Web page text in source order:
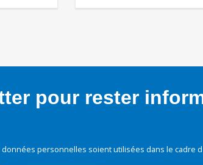
pour rester
personnelles soient utilisées dans le cadre